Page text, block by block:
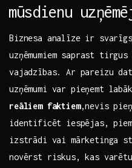
⁢mūsdienu
Biznesa analīze ir
uzņēmumiem saprast
vajadzības. Ar pareizu​
uzņēmumi ‍var pieņemt‍
reāliem faktiem,nevis
identificēt ​iespējas,
izstrādi vai mārketinga
novērst riskus, kas varētu